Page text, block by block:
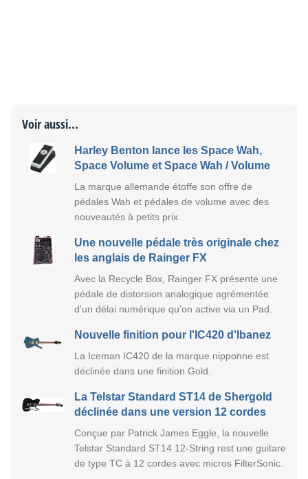
Voir aussi...
Harley Benton lance les Space Wah,
Space Volume et Space Wah / Volume
La marque allemande étoffe son offre de
pédales Wah et pédales de volume avec des
nouveautés à petits prix.
Une nouvelle pédale très originale chez
les anglais de Rainger FX
Avec la Recycle Box, Rainger FX présente une
pédale de distorsion analogique agrémentée
d'un délai numérique qu'on active via un Pad.
Nouvelle finition pour l'IC420 d'Ibanez
La Iceman IC420 de la marque nipponne est
déclinée dans une finition Gold.
La Telstar Standard ST14 de Shergold
déclinée dans une version 12 cordes
Conçue par Patrick James Eggle, la nouvelle
Telstar Standard ST14 12-String rest une guitare
de type TC à 12 cordes avec micros FilterSonic.